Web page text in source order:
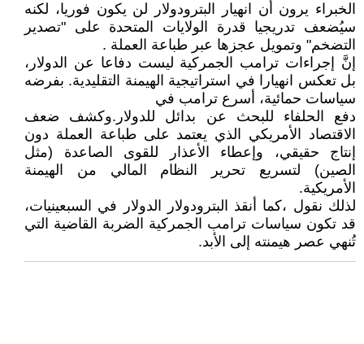
الخبراء يرون أن انهيار البترودولار لن يكون فوريا، لكنه
سيُضعف تدريجيا قدرة الولايات المتحدة على "تصدير
التضخم" وتمويل عجزها عبر طباعة العملة .
إنَّ إجراءات ترامب الجمركية ليست دفاعا عن الدولار،
بل تعكس انهيارا في استراتيجية الهيمنة التقليدية. بفرضه
سياسات حمائية، أسرع ترامب في
دفع الحلفاء للبحث عن بدائل للدولار.وكشف ضعف
الاقتصاد الأمريكي الذي يعتمد على طباعة العملة دون
إنتاج حقيقي، وإعطاء الأعذار للقوى الصاعدة (مثل
الصين) لتسريع تحرير النظام المالي من الهيمنة
الأمريكية.
لذلك نقول ،كما أنقذ البترودولار الدولار في السبعينيات،
قد تكون سياسات ترامب الجمركية الضربة القاضية التي
تُنهي عصر هيمنته إلى الأبد.